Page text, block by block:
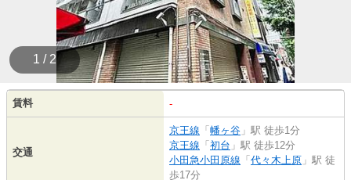
1 / 2
賃料 -
交通
京王線 「 幡ヶ谷 」駅 徒歩1分
京王線 「 初台 」駅 徒歩12分
小田急小田原線 「 代々木上原 」駅 徒
歩17分